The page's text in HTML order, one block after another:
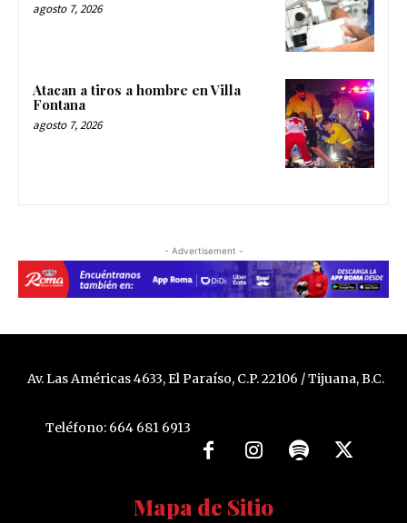
agosto 7, 2026
Atacan a tiros a hombre en Villa
Fontana
agosto 7, 2026
- Advertisement -
Av. Las Américas 4633, El Paraíso, C.P. 22106 / Tijuana, B.C.
Teléfono: 664 681 6913
Mapa de Sitio